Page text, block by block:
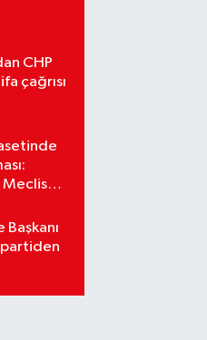
CHP
çağrısı
Meclis
karşıya
Başkanı